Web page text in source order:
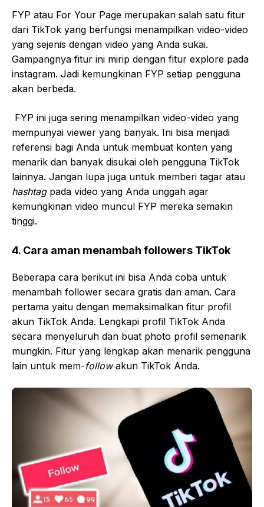
FYP atau For Your Page merupakan salah satu fitur
dari TikTok yang berfungsi menampilkan video-video
yang sejenis dengan video yang Anda sukai.
Gampangnya fitur ini mirip dengan fitur explore pada
instagram. Jadi kemungkinan FYP setiap pengguna
akan berbeda.
FYP ini juga sering menampilkan video-video yang
mempunyai viewer yang banyak. Ini bisa menjadi
referensi bagi Anda untuk membuat konten yang
menarik dan banyak disukai oleh pengguna TikTok
lainnya. Jangan lupa juga untuk memberi tagar atau
hashtagpada video yang Anda unggah agar
kemungkinan video muncul FYP mereka semakin
tinggi.
4. Cara aman menambah followers TikTok
Beberapa cara berikut ini bisa Anda coba untuk
menambah follower secara gratis dan aman. Cara
pertama yaitu dengan memaksimalkan fitur profil
akun TikTok Anda. Lengkapi profil TikTok Anda
secara menyeluruh dan buat photo profil semenarik
mungkin. Fitur yang lengkap akan menarik pengguna
lain untuk mem-followakun TikTok Anda.